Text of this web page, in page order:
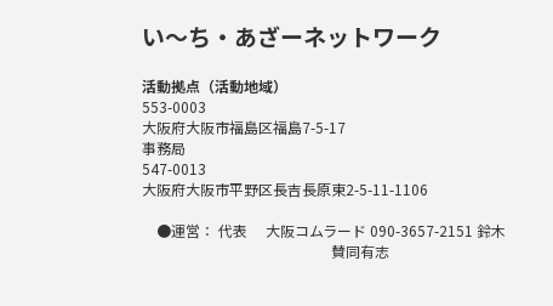
い〜ち・あざーネットワーク
活動拠点（活動地域）
553-0003
大阪府大阪市福島区福島7-5-17
事務局
547-0013
大阪府大阪市平野区長吉長原東2-5-11-1106
●運営： 代表 大阪コムラード 090-3657-2151 鈴木
賛同有志